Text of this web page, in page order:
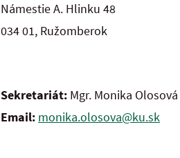
Námestie A. Hlinku 48
034 01, Ružomberok
Sekretariát: Mgr. Monika Olosová
Email: monika.olosova@ku.sk